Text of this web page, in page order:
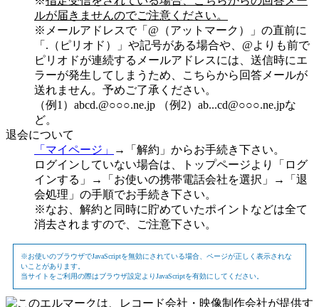
ルが届きませんのでご注意ください。
※メールアドレスで「@（アットマーク）」の直前に
「.（ピリオド）」や記号がある場合や、@よりも前で
ピリオドが連続するメールアドレスには、送信時にエ
ラーが発生してしまうため、こちらから回答メールが
送れません。予めご了承ください。
（例1）abcd.@○○○.ne.jp （例2）ab...cd@○○○.ne.jpな
ど。
退会について
「マイページ」
→「解約」からお手続き下さい。
ログインしていない場合は、トップページより「ログ
インする」→「お使いの携帯電話会社を選択」→「退
会処理」の手順でお手続き下さい。
※なお、解約と同時に貯めていたポイントなどは全て
消去されますので、ご注意下さい。
※お使いのブラウザでJavaScriptを無効にされている場合、ページが正しく表示されな
いことがあります。
当サイトをご利用の際はブラウザ設定よりJavaScriptを有効にしてください。